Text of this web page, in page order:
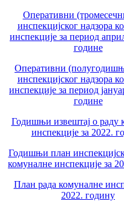
Оперативни
инспекцијског надзора
инспекције за период
године
Оперативни
инспекцијског надзора
инспекције за период
године
Годишњи извештај о раду
инспекције за 2022.
Годишњи план
комуналне инспекције за
План рада комуналне
2022. годину